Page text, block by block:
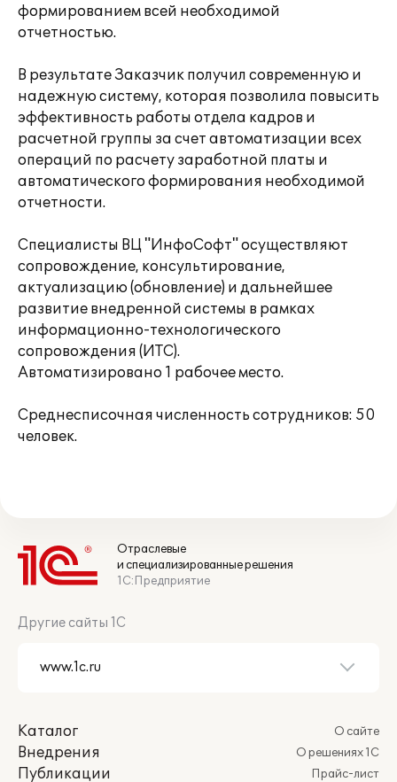
формированием всей необходимой
отчетностью.
В результате Заказчик получил современную и
надежную систему, которая позволила повысить
эффективность работы отдела кадров и
расчетной группы за счет автоматизации всех
операций по расчету заработной платы и
автоматического формирования необходимой
отчетности.
Специалисты ВЦ "ИнфоСофт" осуществляют
сопровождение, консультирование,
актуализацию (обновление) и дальнейшее
развитие внедренной системы в рамках
информационно-технологического
сопровождения (ИТС).
Автоматизировано 1 рабочее место.
Среднесписочная численность сотрудников: 50
человек.
Отраслевые
и специализированные решения
1С:Предприятие
Другие сайты 1С
Каталог
Внедрения
Публикации
О сайте
О решениях 1С
Прайс-лист